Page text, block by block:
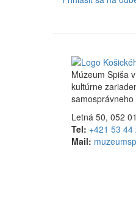
Múzeum Spiša
kultúrne
samosprávneho
Letná 50, 052
Tel: +421 53 44
Mail: